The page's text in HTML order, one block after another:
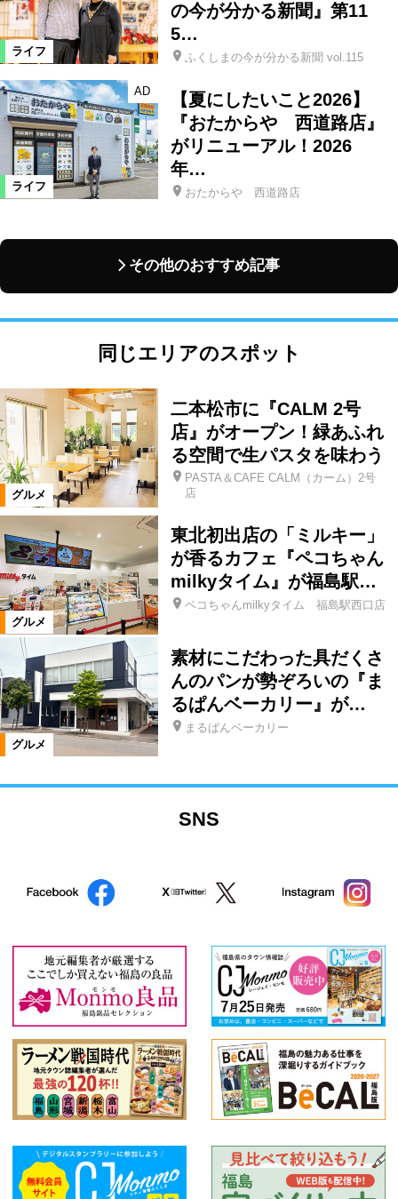
ライフ
の今が分かる新聞』第11
5…
ふくしまの今が分かる新聞 vol.115
ライフ
AD
【夏にしたいこと2026】
『おたからや 西道路店』
がリニューアル！2026
年…
おたからや 西道路店
その他のおすすめ記事
同じエリアのスポット
グルメ
二本松市に『CALM 2号
店』がオープン！緑あふれ
る空間で生パスタを味わう
PASTA＆CAFE CALM（カーム）2号
店
グルメ
東北初出店の「ミルキー」
が香るカフェ『ペコちゃん
milkyタイム』が福島駅…
ペコちゃんmilkyタイム 福島駅西口店
グルメ
素材にこだわった具だくさ
んのパンが勢ぞろいの『ま
るぱんベーカリー』が…
まるぱんベーカリー
SNS